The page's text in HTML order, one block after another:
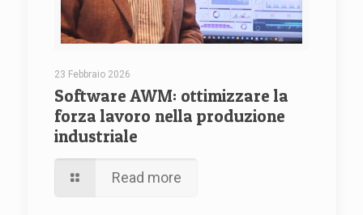
23 Febbraio 2026
Software AWM: ottimizzare la
forza lavoro nella produzione
industriale
Read more